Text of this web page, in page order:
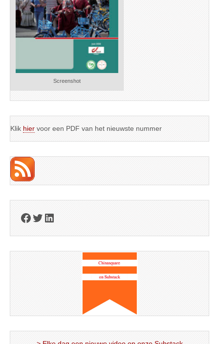
Screenshot
Klik hier voor een PDF van het nieuwste nummer
Facebook
Twitter
LinkedIn